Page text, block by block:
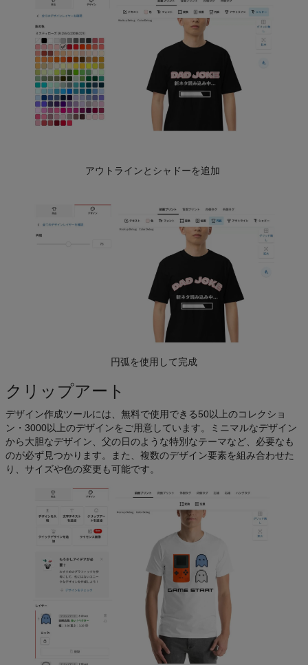
アウトラインとシャドーを追加
円弧を使用して完成
クリップアート
デザイン作成ツールには、無料で使用できる50以上のコレクショ
ン・3000以上のデザインをご用意しています。ミニマルなデザイン
から大胆なデザイン、父の日のような特別なテーマなど、必要なも
のが必ず見つかります。また、複数のデザイン要素を組み合わせた
り、サイズや色の変更も可能です。